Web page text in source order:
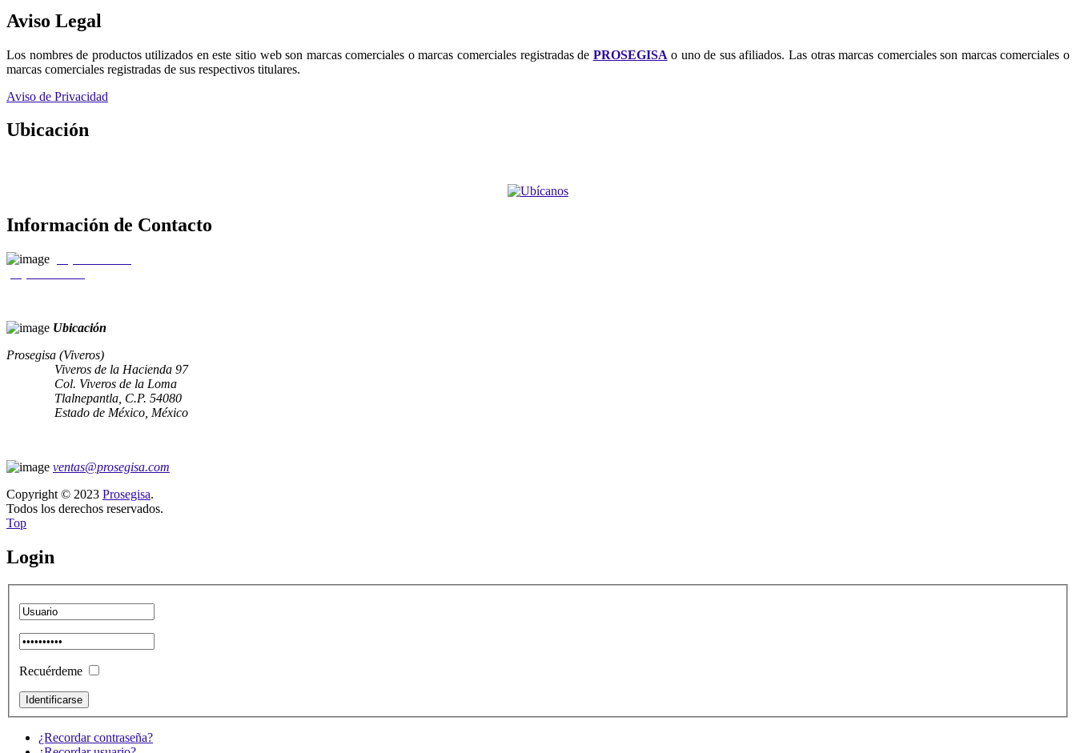
Aviso Legal
Los nombres de productos utilizados en este sitio web son marcas comerciales o marcas comerciales registradas de PROSEGISA o uno de sus afiliados. Las otras marcas comerciales son marcas comerciales o
marcas comerciales registradas de sus respectivos titulares.
Aviso de Privacidad
Ubicación
Información de Contacto
Ubicación
Prosegisa (Viveros)
Viveros de la Hacienda 97
Col. Viveros de la Loma
Tlalnepantla, C.P. 54080
Estado de México, México
ventas@prosegisa.com
Copyright © 2023 Prosegisa.
Todos los derechos reservados.
Top
Login
Recuérdeme
¿Recordar contraseña?